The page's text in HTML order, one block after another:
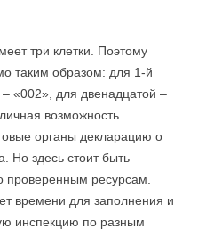
три клетки. Поэтому
таким образом: для 1-й
«002», для двенадцатой –
возможность
органы декларацию о
Но здесь стоит быть
проверенным ресурсам.
времени для заполнения и
инспекцию по разным